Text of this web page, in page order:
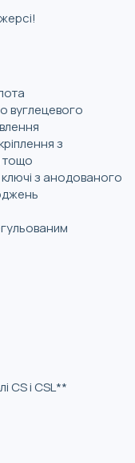
вуглецевого
з
тощо
з анодованого
CS і CSL**